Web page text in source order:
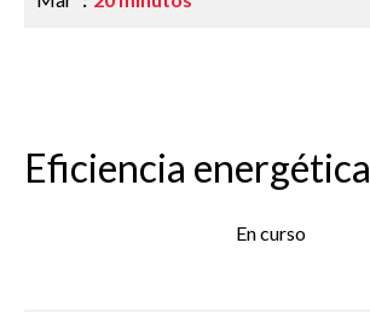
Eficiencia energética
En curso